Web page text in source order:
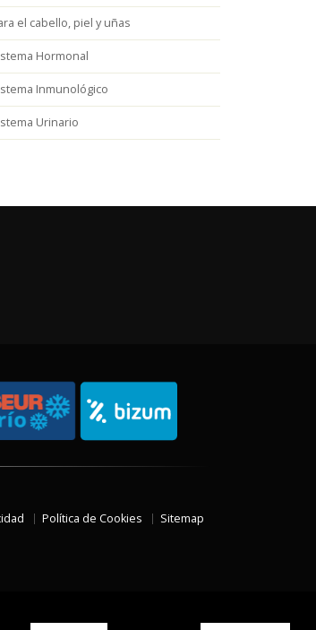
el cabello, piel y uñas
Hormonal
Inmunológico
Urinario
Política de Cookies Sitemap